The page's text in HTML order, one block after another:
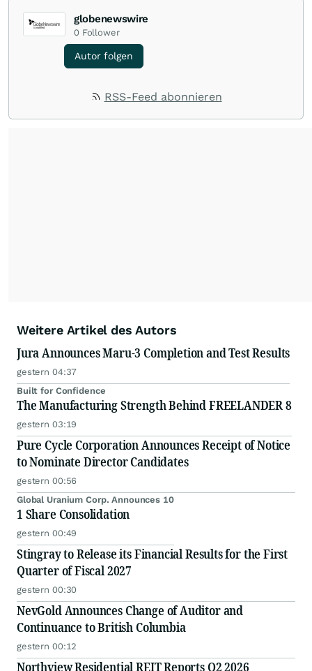
globenewswire
0 Follower
Autor folgen
RSS-Feed abonnieren
Weitere Artikel des Autors
Jura Announces Maru-3 Completion and Test Results
gestern 04:37
Built for Confidence
The Manufacturing Strength Behind FREELANDER 8
gestern 03:19
Pure Cycle Corporation Announces Receipt of Notice
to Nominate Director Candidates
gestern 00:56
Global Uranium Corp. Announces 10
1 Share Consolidation
gestern 00:49
Stingray to Release its Financial Results for the First
Quarter of Fiscal 2027
gestern 00:30
NevGold Announces Change of Auditor and
Continuance to British Columbia
gestern 00:12
Northview Residential REIT Reports Q2 2026